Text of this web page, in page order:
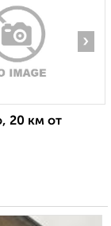
›
20 км от